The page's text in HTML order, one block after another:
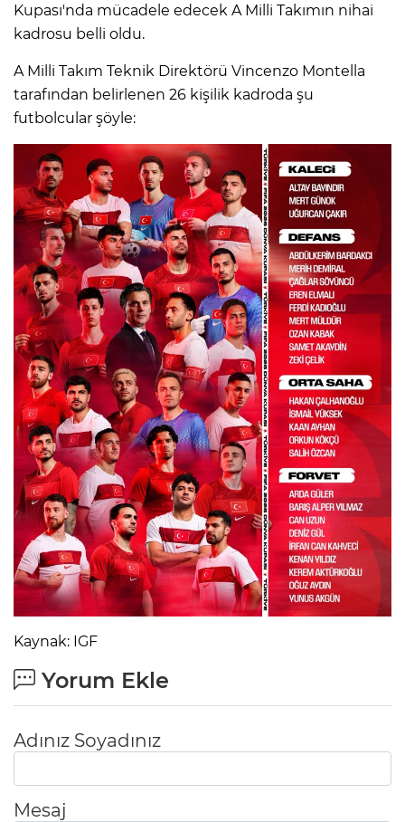
Kupası'nda mücadele edecek A Milli Takımın nihai
kadrosu belli oldu.
A Milli Takım Teknik Direktörü Vincenzo Montella
tarafından belirlenen 26 kişilik kadroda şu
futbolcular şöyle:
Kaynak: IGF
Yorum Ekle
Adınız Soyadınız
Mesaj